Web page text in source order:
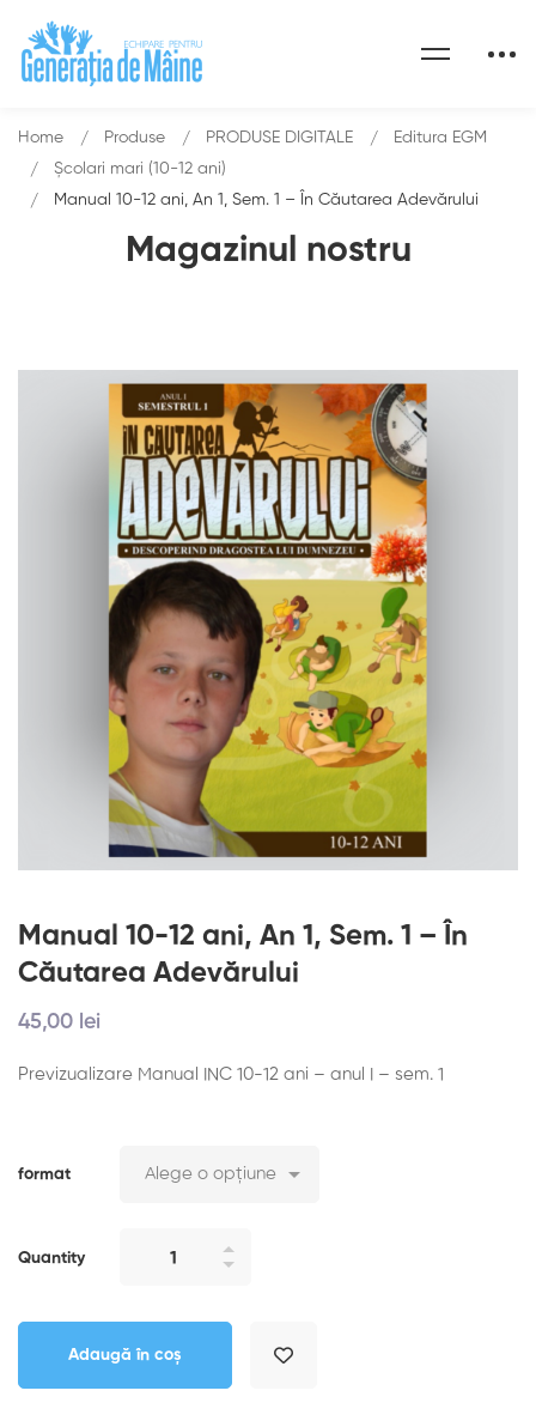
Magazinul nostru
Home Produse PRODUSE DIGITALE
Editura EGM
Școlari mari (10-12 ani)
Manual 10-12 ani, An 1, Sem. 1 – În Căutarea Adevărului
Manual 10-12 ani, An 1, Sem. 1 – În
Căutarea Adevărului
45,00 lei
Previzualizare Manual INC 10-12 ani – anul I – sem. 1
format
Quantity
Adaugă în coș